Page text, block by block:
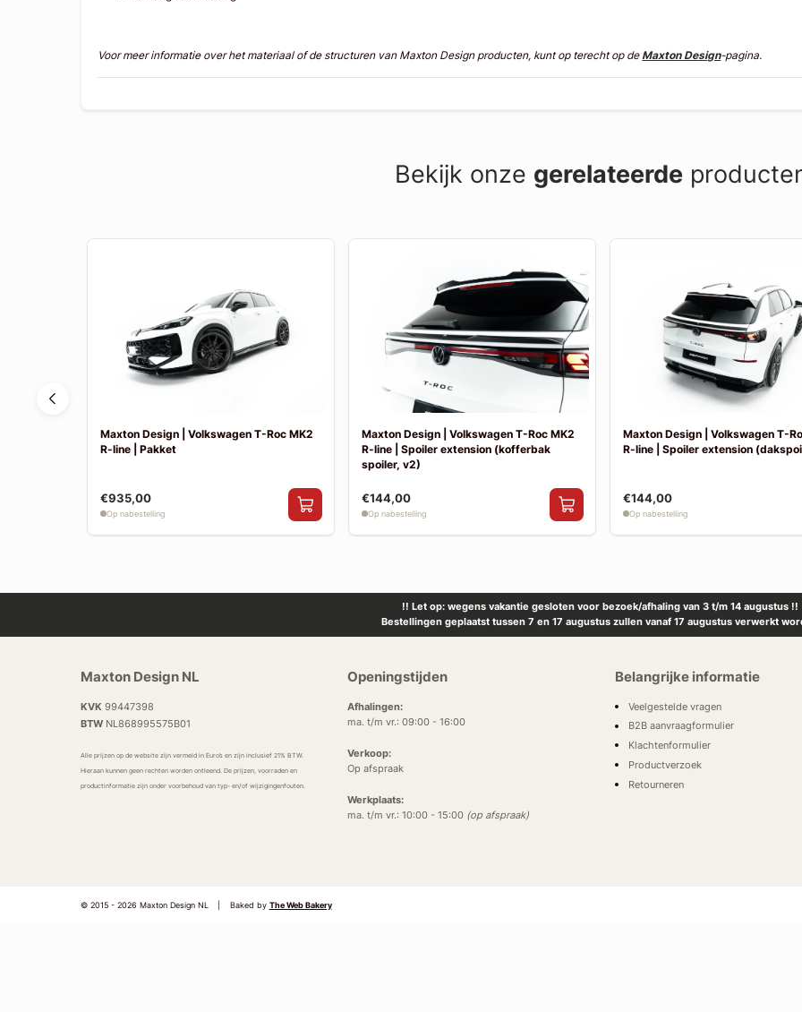
Voor meer informatie over het materiaal of de structuren van Maxton Design producten, kunt op terecht op deMaxton Design-pagina.
Bekijk onze gerelateerde
Maxton Design | Volkswagen T-Roc MK2
R-line | Pakket
€935,00
Op nabestelling
Maxton Design | Volkswagen T-Roc MK2
R-line | Spoiler extension (kofferbak
spoiler, v2)
€144,00
Op nabestelling
Maxton Design | Volkswagen T-
R-line | Spoiler extension
€144,00
Op nabestelling
!! Let op: wegens vakantie gesloten voor bezoek/afhaling van 3 t/m 14 augustus !!
Bestellingen geplaatst tussen 7 en 17 augustus zullen vanaf 17 augustus verwerkt
Maxton Design NL
KVK 99447398
BTWNL868995575B01
Alle prijzen op de website zijn vermeld in Euro’s en zijn inclusief 21% BTW.
Hieraan kunnen geen rechten worden ontleend. De prijzen, voorraden en
productinformatie zijn onder voorbehoud van typ- en/of wijzigingenfouten.
Openingstijden
Afhalingen:
ma. t/m vr.: 09:00 - 16:00
Verkoop:
Op afspraak
Werkplaats:
ma. t/m vr.: 10:00 - 15:00 (op afspraak)
Belangrijke informatie
Veelgestelde vragen
B2B aanvraagformulier
Klachtenformulier
Productverzoek
Retourneren
© 2015 - 2026 Maxton Design NL Baked by The Web Bakery